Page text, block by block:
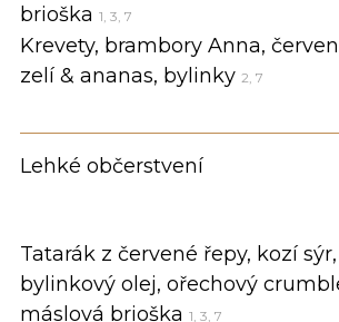
brioška 1, 3, 7
Krevety, brambory Anna,
zelí & ananas, bylinky 2, 7
Lehké občerstvení
Tatarák z červené řepy, kozí sýr,
bylinkový olej, ořechový
máslová brioška 1, 3, 7